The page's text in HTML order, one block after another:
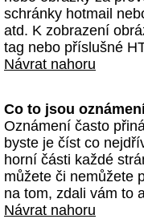
schránky hotmail
atd. K zobrazení
tag nebo příslušné
Návrat nahoru
Co to jsou
Oznámení často
byste je číst co
horní části každé
můžete či nemůžete
na tom, zdali vám to
Návrat nahoru